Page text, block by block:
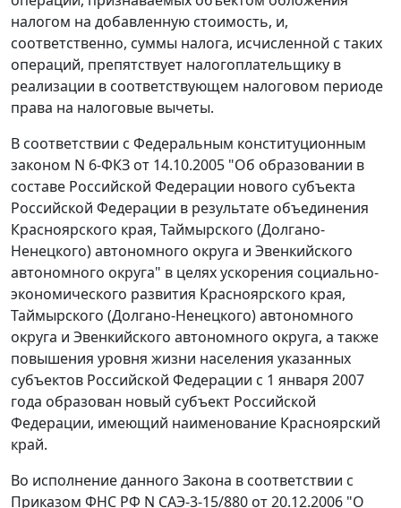
налогом на добавленную стоимость, и,
соответственно, суммы налога, исчисленной с таких
операций, препятствует налогоплательщику в
реализации в соответствующем налоговом периоде
права на налоговые вычеты.
В соответствии с Федеральным конституционным
законом N 6-ФКЗ от 14.10.2005 "Об образовании в
составе Российской Федерации нового субъекта
Российской Федерации в результате объединения
Красноярского края, Таймырского (Долгано-
Ненецкого) автономного округа и Эвенкийского
автономного округа" в целях ускорения социально-
экономического развития Красноярского края,
Таймырского (Долгано-Ненецкого) автономного
округа и Эвенкийского автономного округа, а также
повышения уровня жизни населения указанных
субъектов Российской Федерации с 1 января 2007
года образован новый субъект Российской
Федерации, имеющий наименование Красноярский
край.
Во исполнение данного Закона в соответствии с
Приказом ФНС РФ N САЭ-3-15/880 от 20.12.2006 "О